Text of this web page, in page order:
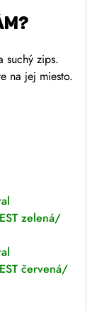
suchý zips.
na jej miesto.
zelená/
červená/